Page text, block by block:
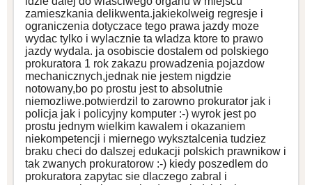
zamieszkania delikwenta.jakiekolweig regresje i
ograniczenia dotyczace tego prawa jazdy moze
wydac tylko i wylacznie ta wladza ktore to prawo
jazdy wydala. ja osobiscie dostalem od polskiego
prokuratora 1 rok zakazu prowadzenia pojazdow
mechanicznych,jednak nie jestem nigdzie
notowany,bo po prostu jest to absolutnie
niemozliwe.potwierdzil to zarowno prokurator jak i
policja jak i policyjny komputer :-) wyrok jest po
prostu jednym wielkim kawalem i okazaniem
niekompetencji i miernego wyksztalcenia tudziez
braku checi do dalszej edukacji polskich prawnikow i
tak zwanych prokuratorow :-) kiedy poszedlem do
prokuratora zapytac sie dlaczego zabral i